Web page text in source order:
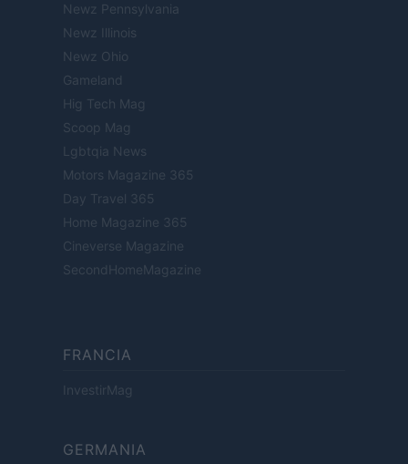
Newz Pennsylvania
Newz Illinois
Newz Ohio
Gameland
Hig Tech Mag
Scoop Mag
Lgbtqia News
Motors Magazine 365
Day Travel 365
Home Magazine 365
Cineverse Magazine
SecondHomeMagazine
FRANCIA
InvestirMag
GERMANIA